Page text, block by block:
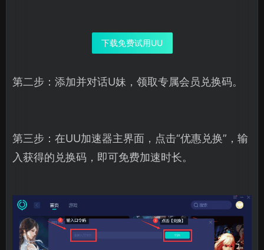
下载免费试用UU
第二步：添加并对话U妹，领取专属会员兑换码。
第三步：在UU加速器主界面，点击“优惠兑换”，输
入获得的兑换码，即可免费加速时长。